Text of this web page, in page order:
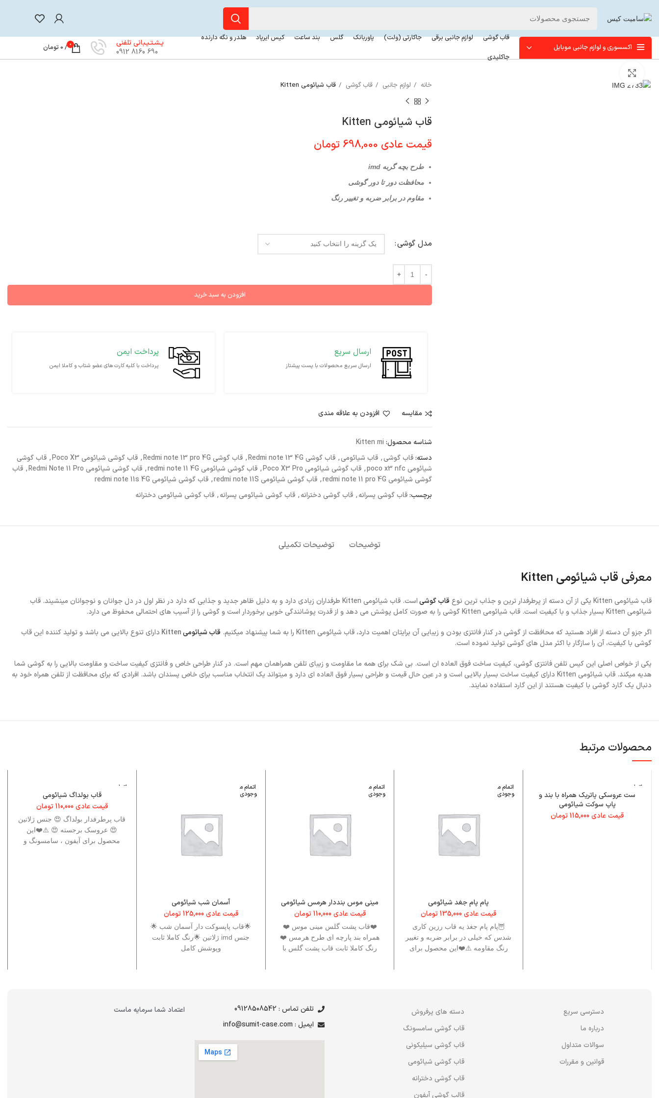
اکسسوری و لوازم جانبی موبایل
قاب گوشی لوازم جانبی برقی جاکارتی (ولت) پاوربانک گلس بند ساعت کیس ایرپاد
هلدر و نگه دارنده
جاکلیدی
پـشـتـیـبانی تلفنی
690 8160 0912
0
/
0 تومان
خانه
لوازم جانبی قاب گوشی قاب شیائومی Kitten
قاب شیائومی Kitten
قیمت عادی 698,000 تومان
طرح بچه گربه imd
محافظت دور تا دور گوشی
مقاوم در برابر ضربه و تغییر رنگ
مدل گوشي
افزودن به سبد خرید
ارسال سریع
ارسال سریع محصولات با پست پیشتاز
پرداخت ایمن
پرداخت با کلیه کارت های عضو شتاب و کاملا ایمن
مقايسه افزودن به علاقه مندی
شناسه محصول: Kitten mi
دسته:قاب گوشی, قاب شیائومی, قاب گوشی Redmi note 13 4G , قاب گوشی Redmi note 13 pro 4G , قاب گوشی شیائومی Poco X3 , قاب گوشی
شیائومی poco x3 nfc
, قاب گوشی شیائومی Poco X3 Pro , قاب گوشی شیائومی redmi note 11 4G , قاب گوشی شیائومی Redmi Note 11 Pro , قاب
گوشی شیائومی redmi note 11 pro 4G
, قاب گوشی شیائومی redmi note 11S , قاب گوشی شیائومی redmi note 11s 4G
برچسب:قاب گوشی پسرانه, قاب گوشی دخترانه, قاب گوشی شیائومی پسرانه, قاب گوشی شیائومی دخترانه
توضیحات توضیحات تکمیلی
معرفی قاب شیائومی Kitten
قاب شیائومی Kitten یکی از آن دسته از پرطرفدار ترین و جذاب ترین نوع قاب گوشی
است. قاب شیائومی Kitten طرفداران زیادی دارد و به دلیل ظاهر جدید و جذابی که دارد در نظر اول در دل جوانان و نوجوانان مینشیند. قاب
شیائومی Kitten بسیار جذاب و با کیفیت است. قاب شیائومی Kitten گوشی را به صورت کامل پوشش می دهد و از قدرت پوشانندگی خوبی برخوردار است و گوشی را از آسیب های احتمالی محفوظ می دارد.
اگر جزو آن دسته از افراد هستید که محافظت از گوشی در کنار فانتزی بودن و زیبایی آن برایتان اهمیت دارد، قاب شیائومی Kitten را به شما پیشنهاد میکنیم.
قاب شیائومی
دارای تنوع بالایی می باشد و تولید کننده این قاب
گوشی با کیفیت، آن را سازگار با اکثر مدل های گوشی تولید نموده است.
یکی از خواص اصلی این کیس تلفن فانتزی گوشی، کیفیت ساخت فوق العاده ان است. بی شک برای همه ما مقاومت و زیبای تلفن همراهمان مهم است. در کنار طراحی خاص و فانتزی کیفیت ساخت و مقاومت بالایی را به گوشی شما
هدیه میکند. قاب شیائومی Kitten دارای کیفیت ساخت بسیار بالایی است و در عین حال قیمت و طراحی بسیار فوق العاده ای دارد و میتواند یک انتخاب مناسب برای خاص پسندان باشد. افرادی که برای محافظت از تلفن همراه خود به
دنبال یک گارد گوشی با کیفیت هستند از این گارد استفاده نمایند.
محصولات مرتبط
اتمام م
وجودی
ست عروسکی پاتریک همراه با بند و
پاپ سوکت شیائومی
قیمت عادی115,000تومان
اتمام م
وجودی
پام پام جغد شیائومی
قیمت عادی135,000 تومان
🦉پام پام جغذ یه قاب رزین کاری
شدس که خیلی در برابر ضربه و تغییر
رنگ مقاومه ⚠️❤️این محصول برای
اتمام م
وجودی
مینی موس بنددار هرمس شیائومی
قیمت عادی110,000 تومان
❤️قاب پشت گلس مینی موس ❤️
همراه بند پارچه ای طرح هرمس ❤️
رنگ کاملا ثابت قاب پشت گلس با
اتمام م
وجودی
آسمان شب شیائومی
قیمت عادی125,000 تومان
🌟قاب پاپسوکت دار آسمان شب 🌟
جنس imd ژلاتین 🌟رنگ کاملا ثابت
وپوشش کامل
اتمام م
قاب بولداگ شیائومی
قیمت عادی110,000تومان
قاب پرطرفدار بولداگ 😍 جنس ژلاتین
😍 عروسک برجسته 😍 ⚠️❤️این
محصول برای آیفون ، سامسونگ و
دسترسی سریع
درباره ما
سوالات متداول
قوانین و مقررات
دسته های پرفروش
قاب گوشی سامسونگ
قاب گوشی سیلیکونی
قاب گوشی شیائومی
قاب گوشی دخترانه
قالب گوشی آیفون
تلفن تماس : 09128508542
ایمیل : info@sumit-case.com
اعتماد شما سرمایه ماست